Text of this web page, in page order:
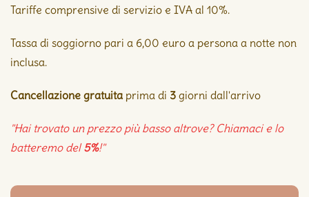
Tariffe comprensive di servizio e IVA al 10%.
Tassa di soggiorno pari a 6,00 euro a persona a notte non
inclusa.
Cancellazione gratuita prima di 3 giorni dall'arrivo
"Hai trovato un prezzo più basso altrove? Chiamaci e lo
batteremo del 5%!"